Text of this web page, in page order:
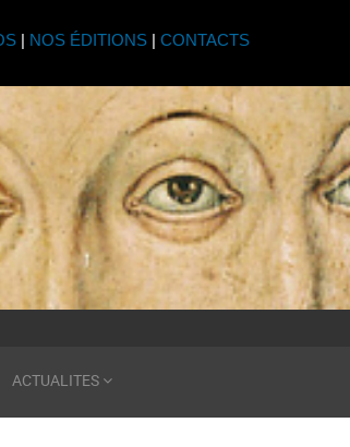
| NOS ÉDITIONS| CONTACTS
ACTUALITES